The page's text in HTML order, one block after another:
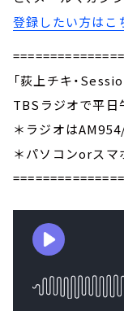
登録したい方はこ
「荻上チキ・
TBSラジオで平日
＊ラジオは
＊パソコンorスマ